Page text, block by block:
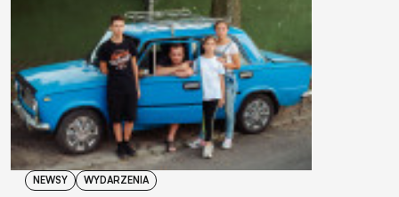
NEWSY WYDARZENIA